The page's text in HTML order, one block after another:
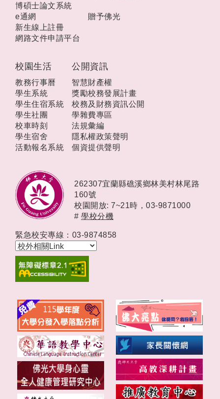
校園生活
教務行事曆
學生系統
學生住宿系統
學生社團
校車時刻
學生宿舍
活動報名系統
公開資訊
智慧財產權
獎勵校務發展計畫
校務及財務資訊公開
學雜費專區
法規彙編
隱私權政策聲明
個資提供聲明
博碩士論文系統
e通網
新生線上註冊
網路文件申請平台
贈予佛光
262307宜蘭縣礁溪鄉林美村林尾路
160號
校園開放: 7~21時， 03-9871000
# 學校分機
緊急校安專線：03-9874858